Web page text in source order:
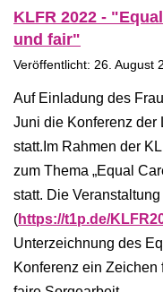
KLFR 2022 -
und fair"
Veröffentlicht: 26. August
Auf Einladung des
Juni die Konferenz der
statt.Im Rahmen der
zum Thema „Equal
statt. Die
(https://t1p.de/
Unterzeichnung des
Konferenz ein Zeichen